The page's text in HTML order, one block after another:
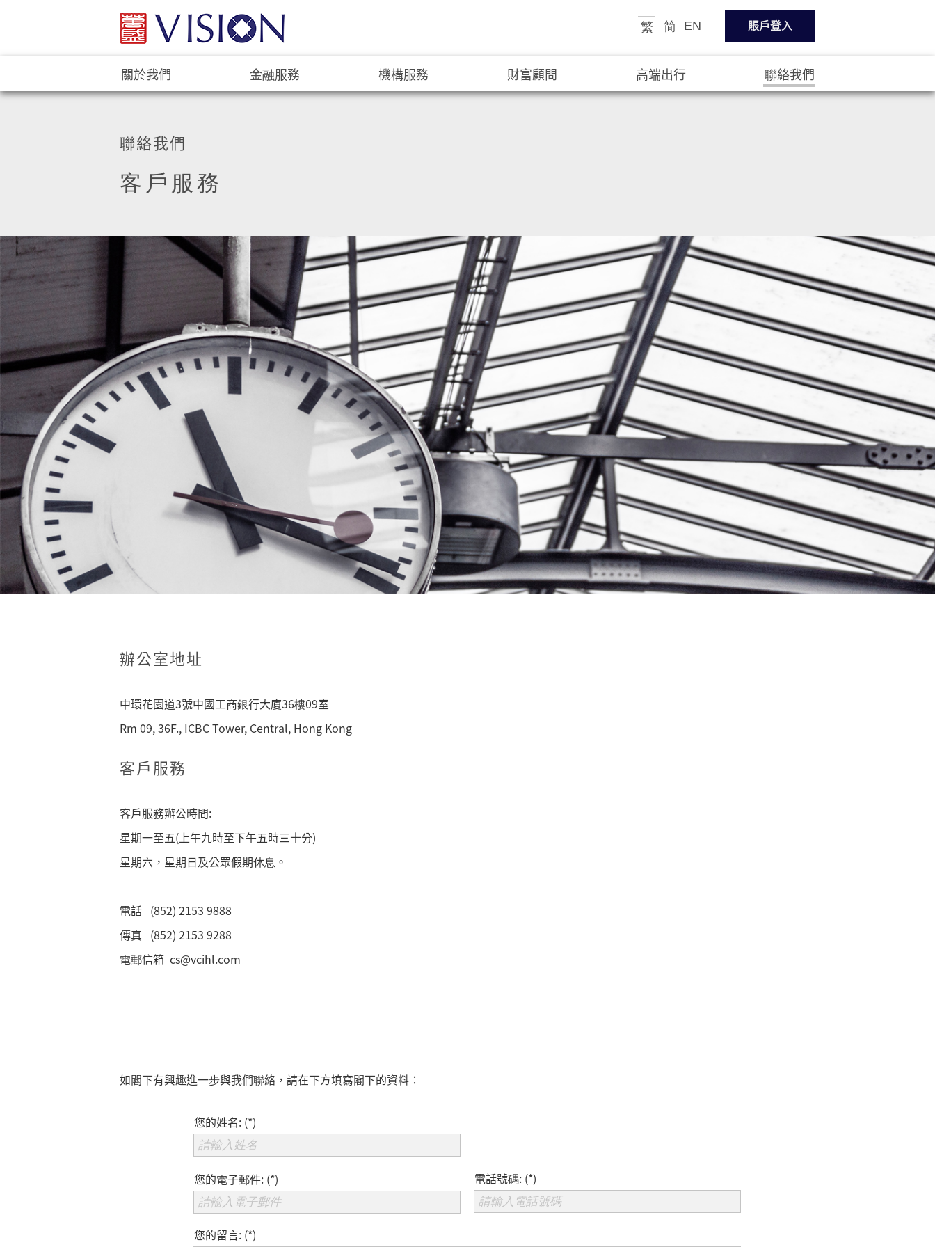
繁 简 EN 賬戶登入
關於我們 金融服務 機構服務 財富顧問 高端出行 聯絡我們
聯絡我們
客戶服務
辦公室地址
中環花園道3號中國工商銀行大廈36樓09室
Rm 09, 36F., ICBC Tower, Central, Hong Kong
客戶服務
客戶服務辦公時間:
星期一至五(上午九時至下午五時三十分)
星期六，星期日及公眾假期休息。
電話 (852) 2153 9888
傳真 (852) 2153 9288
電郵信箱 cs@vcihl.com
如閣下有興趣進一步與我們聯絡，請在下方填寫閣下的資料：
您的姓名: (*)
請輸入姓名
您的電子郵件: (*)
請輸入電子郵件
您的留言: (*)
電話號碼: (*)
請輸入電話號碼